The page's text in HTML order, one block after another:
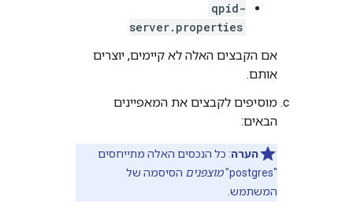
qpid-
server.properties
אם הקבצים האלה לא קיימים, יוצרים
אותם.
מוסיפים לקבצים את המאפיינים
הבאים:
הערה: כל הנכסים האלה מתייחסים
"postgres"
מוצפנים הסיסמה של
המשתמש.